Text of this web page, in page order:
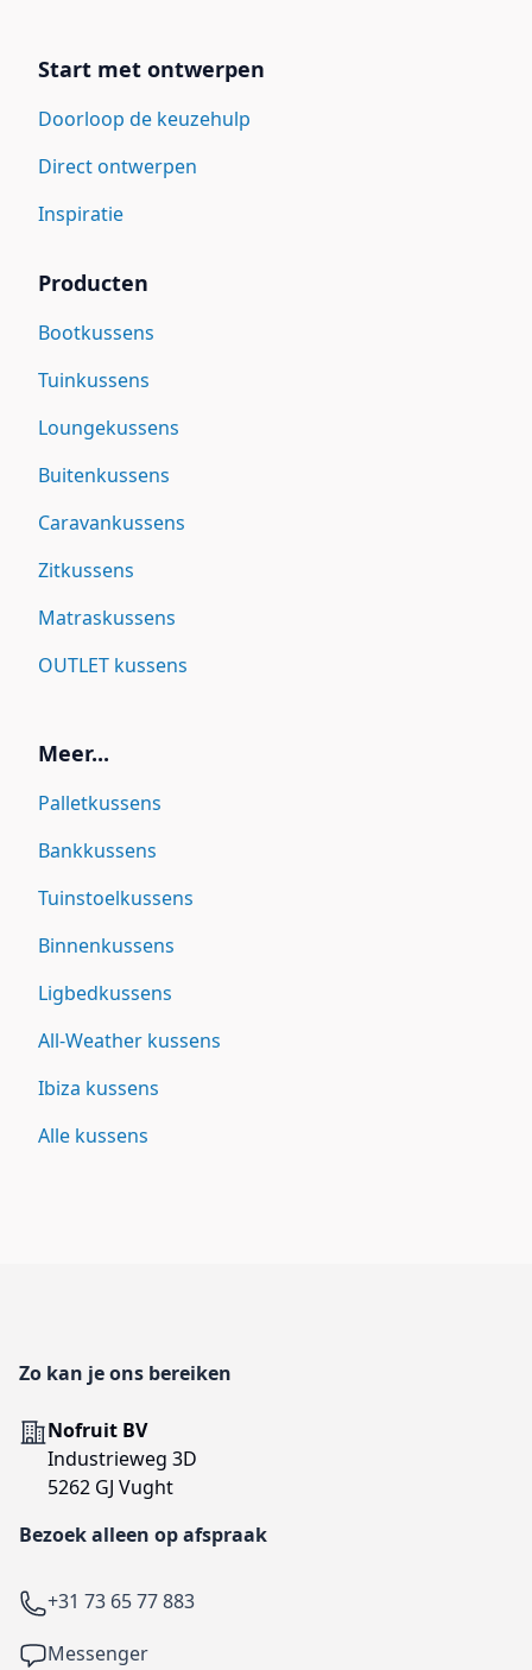
Start met ontwerpen
Doorloop de keuzehulp
Direct ontwerpen
Inspiratie
Producten
Bootkussens
Tuinkussens
Loungekussens
Buitenkussens
Caravankussens
Zitkussens
Matraskussens
OUTLET kussens
Meer...
Palletkussens
Bankkussens
Tuinstoelkussens
Binnenkussens
Ligbedkussens
All-Weather kussens
Ibiza kussens
Alle kussens
Zo kan je ons bereiken
AdresNofruit BV
Industrieweg 3D
5262 GJ Vught
Bezoek alleen op afspraak
Telefoon
+31 73 65 77 883
Facebook
Messenger